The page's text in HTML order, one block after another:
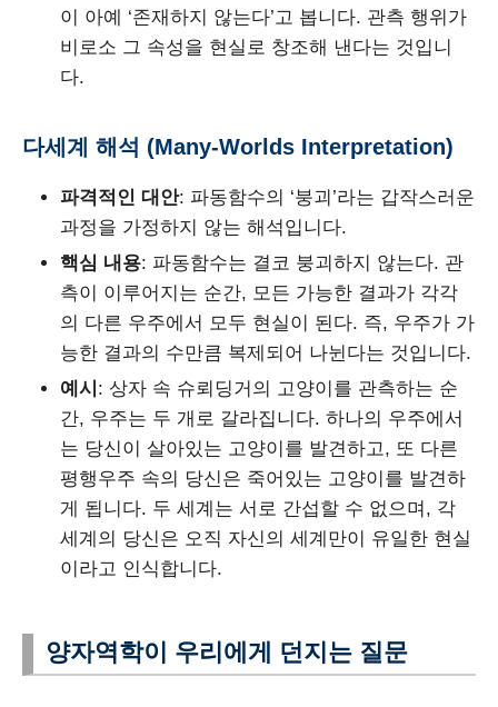
이 아예 ‘존재하지 않는다’고 봅니다. 관측 행위가
비로소 그 속성을 현실로 창조해 낸다는 것입니
다.
다세계 해석 (Many-Worlds Interpretation)
파격적인 대안: 파동함수의 ‘붕괴’라는 갑작스러운
과정을 가정하지 않는 해석입니다.
핵심 내용: 파동함수는 결코 붕괴하지 않는다. 관
측이 이루어지는 순간, 모든 가능한 결과가 각각
의 다른 우주에서 모두 현실이 된다. 즉, 우주가 가
능한 결과의 수만큼 복제되어 나뉜다는 것입니다.
예시 : 상자 속 슈뢰딩거의 고양이를 관측하는 순
간, 우주는 두 개로 갈라집니다. 하나의 우주에서
는 당신이 살아있는 고양이를 발견하고, 또 다른
평행우주 속의 당신은 죽어있는 고양이를 발견하
게 됩니다. 두 세계는 서로 간섭할 수 없으며, 각
세계의 당신은 오직 자신의 세계만이 유일한 현실
이라고 인식합니다.
양자역학이 우리에게 던지는 질문